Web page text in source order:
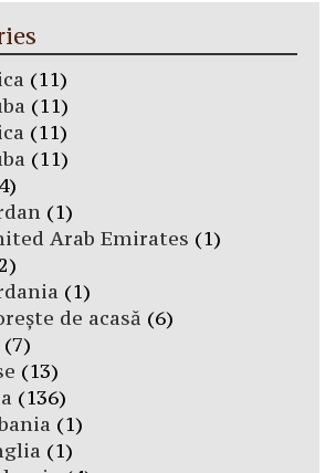
(11)
(11)
(11)
(11)
(1)
Arab Emirates (1)
(1)
de acasă (6)
(7)
(13)
(136)
(1)
(1)